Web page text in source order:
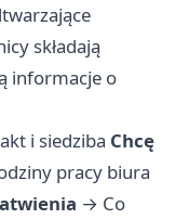
składają
informacje o
i siedziba Chcę
pracy biura
→ Co